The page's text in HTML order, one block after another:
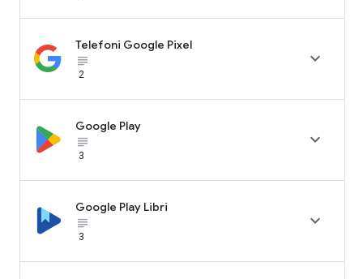
Telefoni Google Pixel
subject_black
2

Google Play
subject_black
3

Google Play Libri
subject_black
3
